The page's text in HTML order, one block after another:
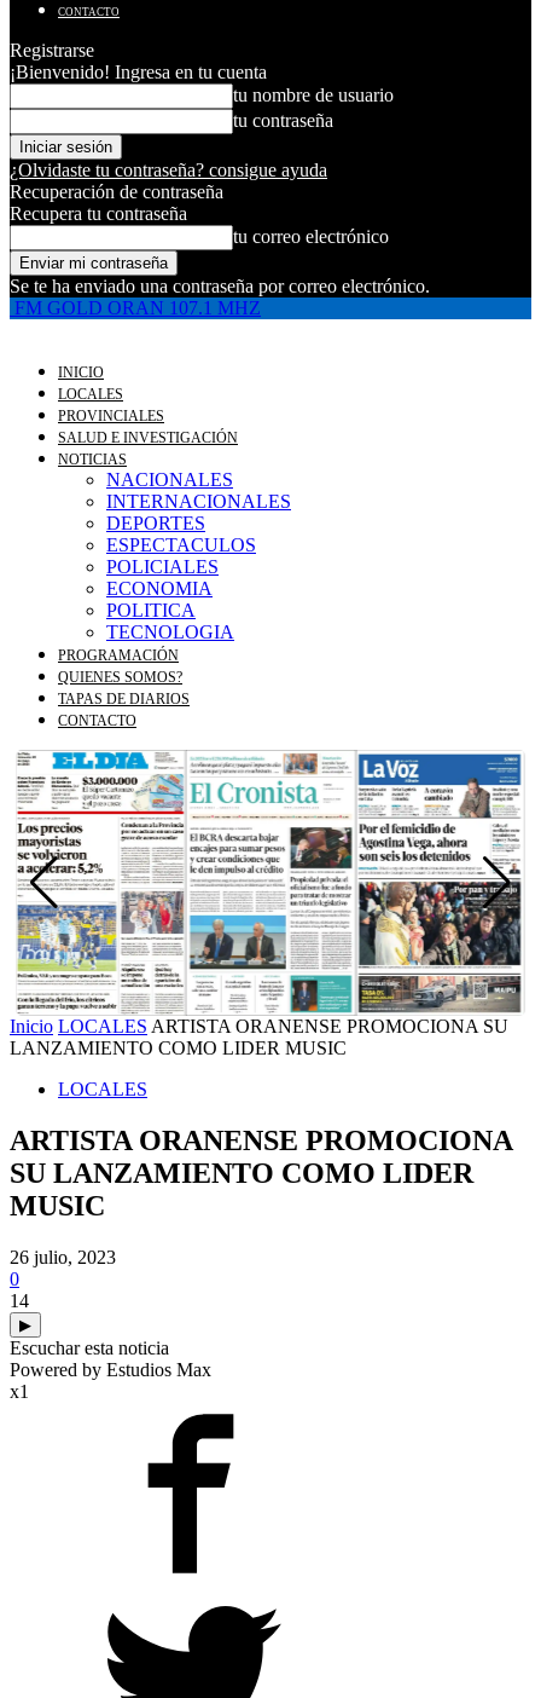
CONTACTO
Registrarse
¡Bienvenido! Ingresa en tu cuenta
tu nombre de usuario
tu contraseña
¿Olvidaste tu contraseña? consigue ayuda
Recuperación de contraseña
Recupera tu contraseña
tu correo electrónico
Se te ha enviado una contraseña por correo electrónico.
FM GOLD ORAN 107.1 MHZ
INICIO
LOCALES
PROVINCIALES
SALUD E INVESTIGACIÓN
NOTICIAS
NACIONALES
INTERNACIONALES
DEPORTES
ESPECTACULOS
POLICIALES
ECONOMIA
POLITICA
TECNOLOGIA
PROGRAMACIÓN
QUIENES SOMOS?
TAPAS DE DIARIOS
CONTACTO
Inicio LOCALES ARTISTA ORANENSE PROMOCIONA SU
LANZAMIENTO COMO LIDER MUSIC
LOCALES
ARTISTA ORANENSE PROMOCIONA
SU LANZAMIENTO COMO LIDER
MUSIC
26 julio, 2023
0
14
▶
Escuchar esta noticia
Powered by Estudios Max
x1